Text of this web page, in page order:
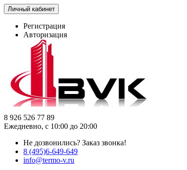
Личный кабинет
Регистрация
Авторизация
8 926 526 77 89
Ежедневно, с 10:00 до 20:00
Не дозвонились? Заказ звонка!
8 (495)6-649-649
info@termo-v.ru